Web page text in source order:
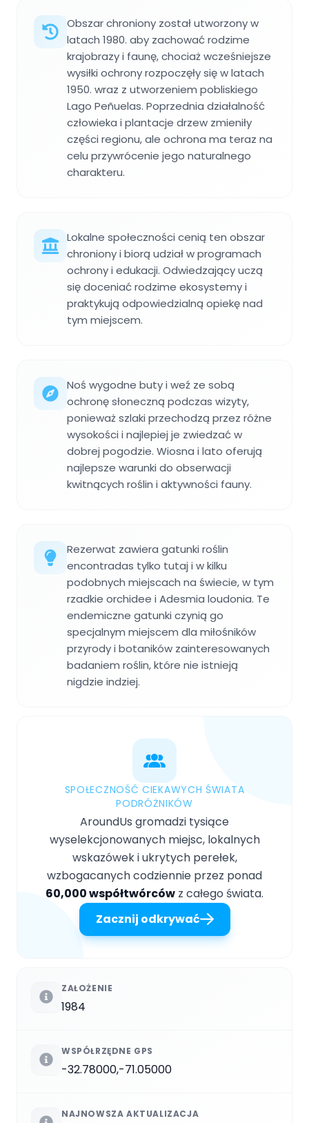
Obszar chroniony został utworzony w
latach 1980. aby zachować rodzime
krajobrazy i faunę, chociaż wcześniejsze
wysiłki ochrony rozpoczęły się w latach
1950. wraz z utworzeniem pobliskiego
Lago Peñuelas. Poprzednia działalność
człowieka i plantacje drzew zmieniły
części regionu, ale ochrona ma teraz na
celu przywrócenie jego naturalnego
charakteru.
Lokalne społeczności cenią ten obszar
chroniony i biorą udział w programach
ochrony i edukacji. Odwiedzający uczą
się doceniać rodzime ekosystemy i
praktykują odpowiedzialną opiekę nad
tym miejscem.
Noś wygodne buty i weź ze sobą
ochronę słoneczną podczas wizyty,
ponieważ szlaki przechodzą przez różne
wysokości i najlepiej je zwiedzać w
dobrej pogodzie. Wiosna i lato oferują
najlepsze warunki do obserwacji
kwitnących roślin i aktywności fauny.
Rezerwat zawiera gatunki roślin
encontradas tylko tutaj i w kilku
podobnych miejscach na świecie, w tym
rzadkie orchidee i Adesmia loudonia. Te
endemiczne gatunki czynią go
specjalnym miejscem dla miłośników
przyrody i botaników zainteresowanych
badaniem roślin, które nie istnieją
nigdzie indziej.
SPOŁECZNOŚĆ CIEKAWYCH ŚWIATA
PODRÓŻNIKÓW
AroundUs gromadzi tysiące
wyselekcjonowanych miejsc, lokalnych
wskazówek i ukrytych perełek,
wzbogacanych codziennie przez ponad
60,000 współtwórców z całego świata.
Zacznij odkrywać
ZAŁOŻENIE
1984
WSPÓŁRZĘDNE GPS
-32.78000,-71.05000
NAJNOWSZA AKTUALIZACJA